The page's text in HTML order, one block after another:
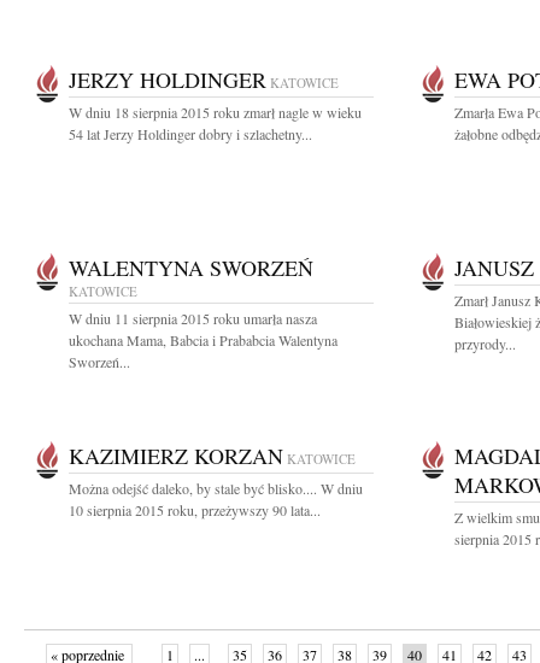
JERZY HOLDINGER KATOWICE
W dniu 18 sierpnia 2015 roku zmarł nagle w wieku
54 lat Jerzy Holdinger dobry i szlachetny...
EWA
Zmarła Ewa
żałobne
WALENTYNA SWORZEŃ
KATOWICE
W dniu 11 sierpnia 2015 roku umarła nasza
ukochana Mama, Babcia i Prababcia Walentyna
Sworzeń...
Zmarł Janusz
Białowieskiej
przyrody...
KAZIMIERZ KORZAN KATOWICE
Można odejść daleko, by stale być blisko.... W dniu
10 sierpnia 2015 roku, przeżywszy 90 lata...
Z wielkim
sierpnia 2015
« poprzednie 1 ... 35 36 37 38 39 40 41 42 43